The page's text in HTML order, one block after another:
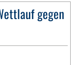
gegen